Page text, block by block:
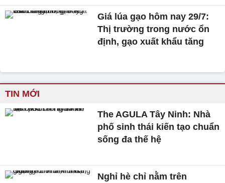
Giá lúa gạo hôm nay 29/7:
Thị trường trong nước ổn
định, gạo xuất khẩu tăng
TIN MỚI
The AGULA Tây Ninh: Nhà
phố sinh thái kiến tạo chuẩn
sống đa thế hệ
Nghỉ hè chỉ nằm trên